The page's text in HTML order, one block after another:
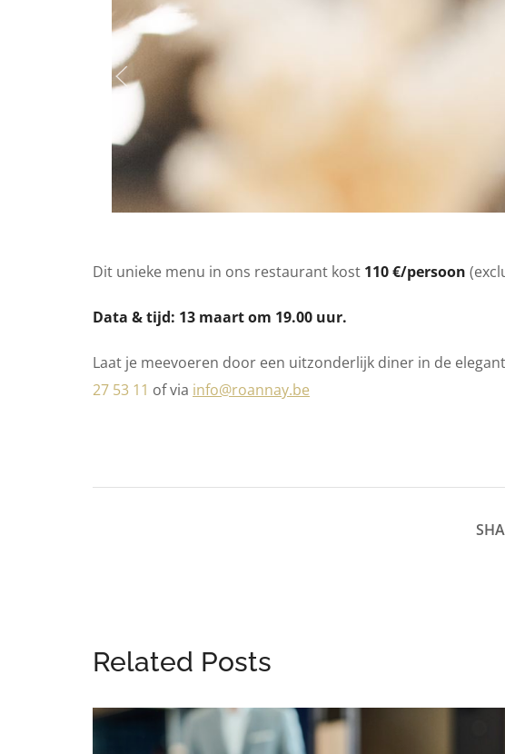
Dit unieke menu in ons restaurant kost 110 €/persoon
Data & tijd: 13 maart om 19.00 uur.
Laat je meevoeren door een uitzonderlijk diner in de
27 53 11 of via info@roannay.be
Related Posts